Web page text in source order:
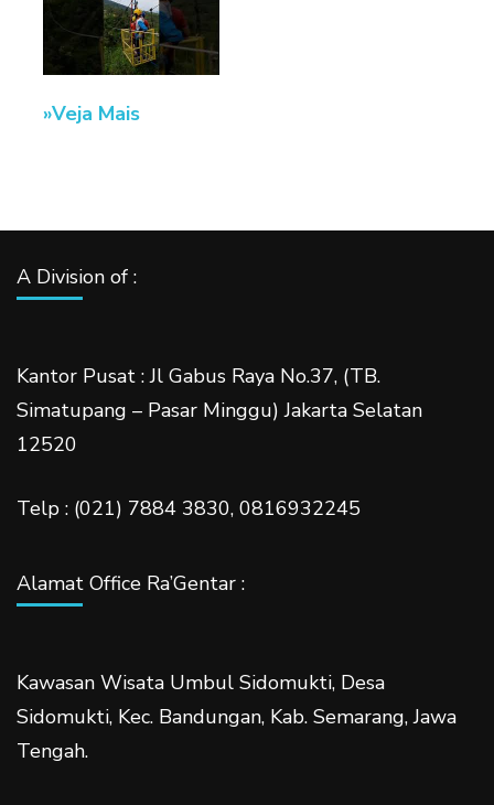
Veja Mais
A Division of :
Kantor Pusat : Jl Gabus Raya No.37, (TB.
Simatupang – Pasar Minggu) Jakarta Selatan
12520
Telp : (021) 7884 3830, 0816932245
Alamat Office Ra’Gentar :
Kawasan Wisata Umbul Sidomukti, Desa
Sidomukti, Kec. Bandungan, Kab. Semarang, Jawa
Tengah.